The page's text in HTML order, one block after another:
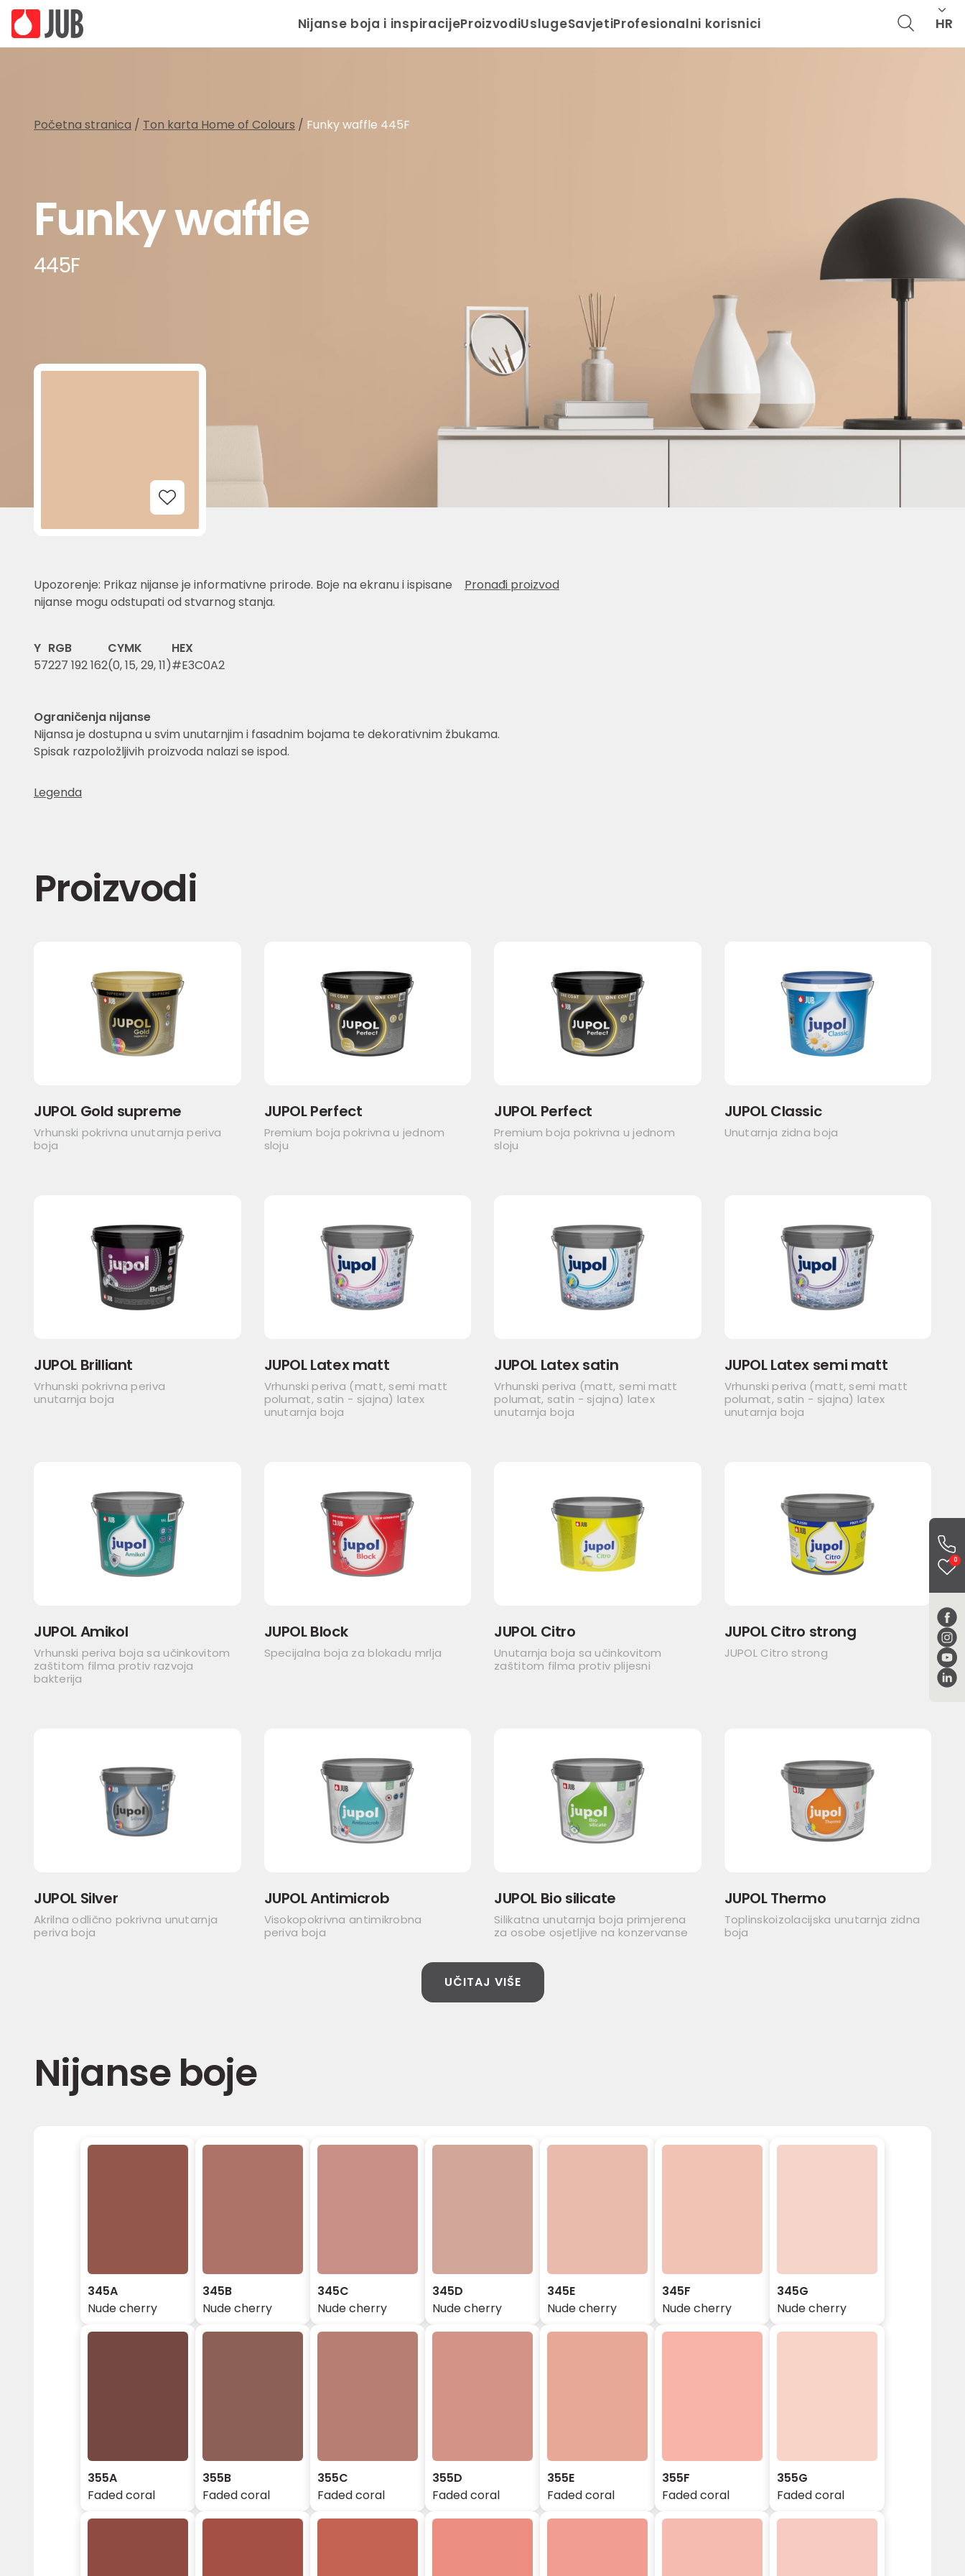
Nijanse boja i inspiracijeProizvodiUslugeSavjetiProfesionalni korisnici HR
0
Početna stranica / Ton karta Home of Colours / Funky waffle 445F
Funky waffle
445F
Add to Wishlist
Upozorenje: Prikaz nijanse je informativne prirode. Boje na ekranu i ispisane
nijanse mogu odstupati od stvarnog stanja.
Pronađi proizvod
Y
57
RGB
227 192 162
CYMK
(0, 15, 29, 11)
HEX
#E3C0A2
Ograničenja nijanse
Nijansa je dostupna u svim unutarnjim i fasadnim bojama te dekorativnim žbukama.
Spisak razpoložljivih proizvoda nalazi se ispod.
Legenda
Proizvodi
JUPOL Gold supreme
Vrhunski pokrivna unutarnja periva
boja
JUPOL Perfect
Premium boja pokrivna u jednom
sloju
JUPOL Perfect
Premium boja pokrivna u jednom
sloju
JUPOL Classic
Unutarnja zidna boja
JUPOL Brilliant
Vrhunski pokrivna periva
unutarnja boja
JUPOL Latex matt
Vrhunski periva (matt, semi matt
polumat, satin - sjajna) latex
unutarnja boja
JUPOL Latex satin
Vrhunski periva (matt, semi matt
polumat, satin - sjajna) latex
unutarnja boja
JUPOL Latex semi matt
Vrhunski periva (matt, semi matt
polumat, satin - sjajna) latex
unutarnja boja
JUPOL Amikol
Vrhunski periva boja sa učinkovitom
zaštitom filma protiv razvoja
bakterija
JUPOL Block
Specijalna boja za blokadu mrlja
JUPOL Citro
Unutarnja boja sa učinkovitom
zaštitom filma protiv plijesni
JUPOL Citro strong
JUPOL Citro strong
JUPOL Silver
Akrilna odlično pokrivna unutarnja
periva boja
JUPOL Antimicrob
Visokopokrivna antimikrobna
periva boja
JUPOL Bio silicate
Silikatna unutarnja boja primjerena
za osobe osjetljive na konzervanse
JUPOL Thermo
Toplinskoizolacijska unutarnja zidna
boja
UČITAJ VIŠE
Nijanse boje
345A
Nude cherry
345B
Nude cherry
345C
Nude cherry
345D
Nude cherry
345E
Nude cherry
345F
Nude cherry
345G
Nude cherry
355A
Faded coral
355B
Faded coral
355C
Faded coral
355D
Faded coral
355E
Faded coral
355F
Faded coral
355G
Faded coral